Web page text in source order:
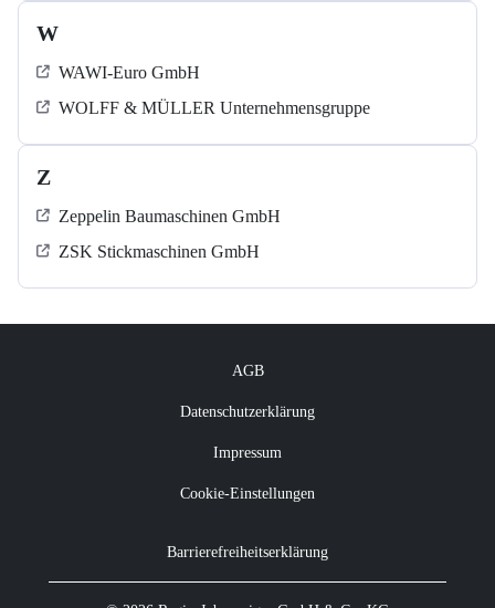
W
WAWI-Euro GmbH
WOLFF & MÜLLER Unternehmensgruppe
Z
Zeppelin Baumaschinen GmbH
ZSK Stickmaschinen GmbH
AGB
Datenschutzerklärung
Impressum
Cookie-Einstellungen
Barrierefreiheitserklärung